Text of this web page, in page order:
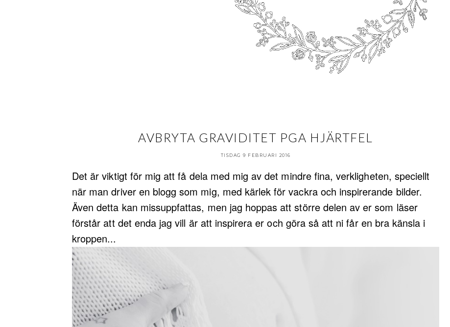
AVBRYTA GRAVIDITET PGA HJÄRTFEL
TISDAG 9 FEBRUARI 2016
Det är viktigt för mig att få dela med mig av det mindre fina, verkligheten, speciellt
när man driver en blogg som mig, med kärlek för vackra och inspirerande bilder.
Även detta kan missuppfattas, men jag hoppas att större delen av er som läser
förstår att det enda jag vill är att inspirera er och göra så att ni får en bra känsla i
kroppen...